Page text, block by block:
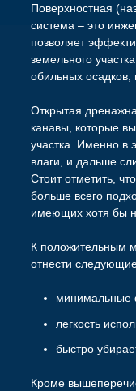
Поверхностная
система – это
позволяет
земельного
обильных осадков,
Открытая
канавы, которые
участка. Именно в
влаги, и дальше
Стоит отметить,
больше всего
имеющих хотя бы
К положительным
отнести
минимальные
легкость
быстро
Кроме